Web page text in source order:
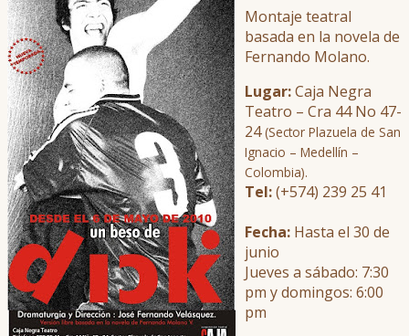
Montaje teatral
basada en la novela de
Fernando Molano.
Lugar:Caja Negra
Teatro – Cra 44 No 47-
24(Sector Plazuela de San
Ignacio – Medellín –
Colombia).
Tel:(+574) 239 25 41
Fecha: Hasta el 30 de
junio
Jueves a sábado: 7:30
pm y domingos: 6:00
pm